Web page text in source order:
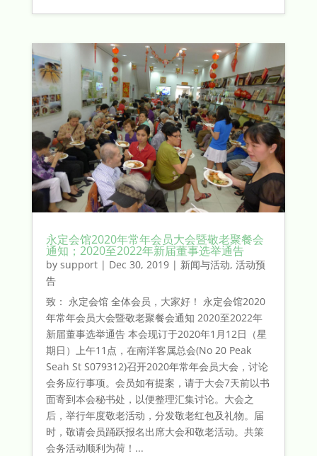
永定会馆2020年常年会员大会暨敬老聚餐会
通知；2020至2022年新届董事选举通告
by support| Dec 30, 2019| 新闻与活动, 活动预
告
致： 永定会馆 全体会员，大家好！ 永定会馆2020
年常年会员大会暨敬老聚餐会通知 2020至2022年
新届董事选举通告 本会现订于2020年1月12日（星
期日）上午11点，在南洋客属总会(No 20 Peak
Seah St S079312)召开2020年常年会员大会，讨论
会务应行事项。会员如有提案，请于大会7天前以书
面寄到本会秘书处，以便整理汇集讨论。大会之
后，举行年度敬老活动，分发敬老红包及礼物。届
时，敬请会员踊跃报名出席大会和敬老活动。共策
会务活动顺利为荷！...